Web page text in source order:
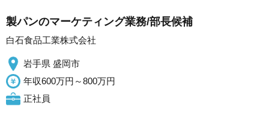
製パンのマーケティング業務/部長候補
白石食品工業株式会社
岩手県 盛岡市
年収600万円～800万円
正社員